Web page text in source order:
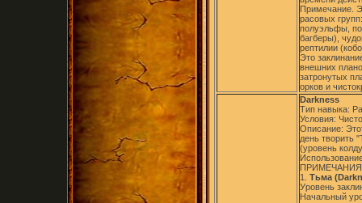
Примечание.
расовых
полуэльфы,
багберы),
рептилии
Это
внешних
затронутых
орков и
Darkness
Тип навыка:
Условия:
Описание:
день творить
(уровень
1. Тьма
Уровень
Начальный